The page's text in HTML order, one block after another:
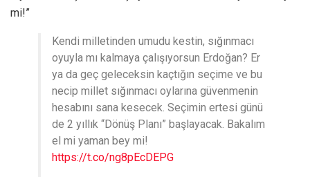
mi!”
Kendi milletinden umudu kestin, sığınmacı
oyuyla mı kalmaya çalışıyorsun Erdoğan? Er
ya da geç geleceksin kaçtığın seçime ve bu
necip millet sığınmacı oylarına güvenmenin
hesabını sana kesecek. Seçimin ertesi günü
de 2 yıllık “Dönüş Planı” başlayacak. Bakalım
el mi yaman bey mi!
https://t.co/ng8pEcDEPG